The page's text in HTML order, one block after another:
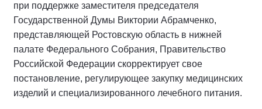
при поддержке заместителя председателя
Государственной Думы Виктории Абрамченко,
представляющей Ростовскую область в нижней
палате Федерального Собрания, Правительство
Российской Федерации скорректирует свое
постановление, регулирующее закупку медицинских
изделий и специализированного лечебного питания.